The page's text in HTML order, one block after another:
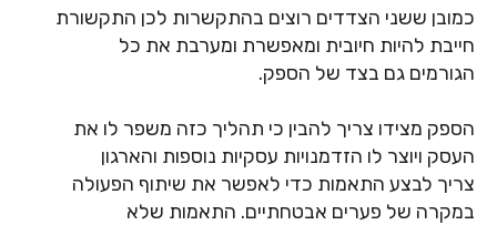
כמובן ששני הצדדים רוצים בהתקשרות לכן התקשורת
חייבת להיות חיובית ומאפשרת ומערבת את כל
הגורמים גם בצד של הספק.
הספק מצידו צריך להבין כי תהליך כזה משפר לו את
העסק ויוצר לו הזדמנויות עסקיות נוספות והארגון
צריך לבצע התאמות כדי לאפשר את שיתוף הפעולה
במקרה של פערים אבטחתיים. התאמות שלא